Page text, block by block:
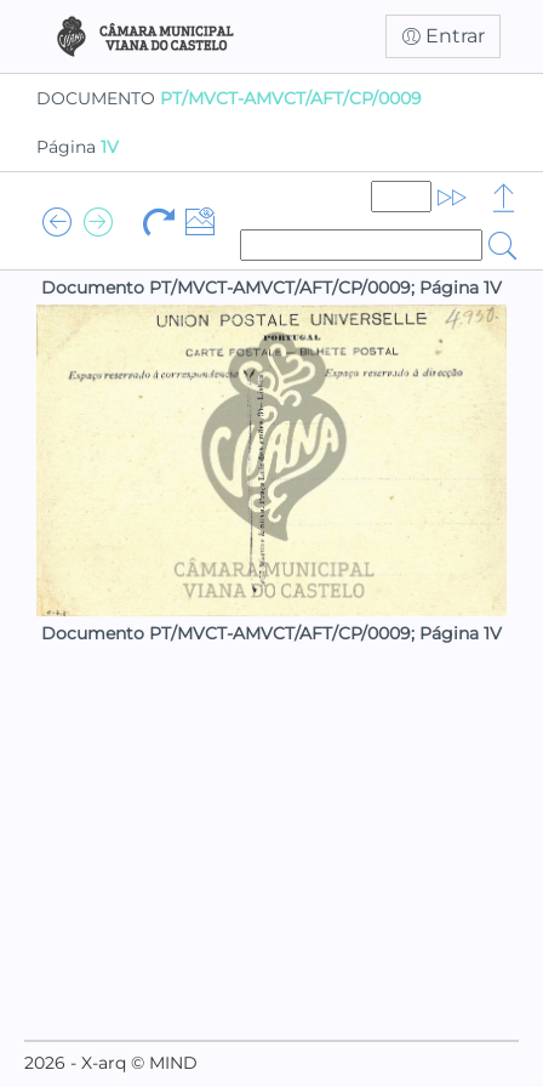
Entrar
DOCUMENTO PT/MVCT-AMVCT/AFT/CP/0009
Página 1V
Documento PT/MVCT-AMVCT/AFT/CP/0009; Página 1V
Documento PT/MVCT-AMVCT/AFT/CP/0009; Página 1V
2026 - X-arq © MIND